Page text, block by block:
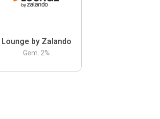
Lounge by Zalando
Gem. 2%